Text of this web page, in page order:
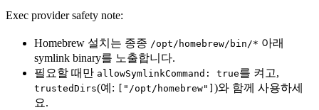
Exec provider safety note:
Homebrew 설치는 종종 /opt/homebrew/bin/* 아래
symlink binary를 노출합니다.
필요할 때만 allowSymlinkCommand: true를 켜고,
trustedDirs(예: ["/opt/homebrew"] )와 함께 사용하세
요.